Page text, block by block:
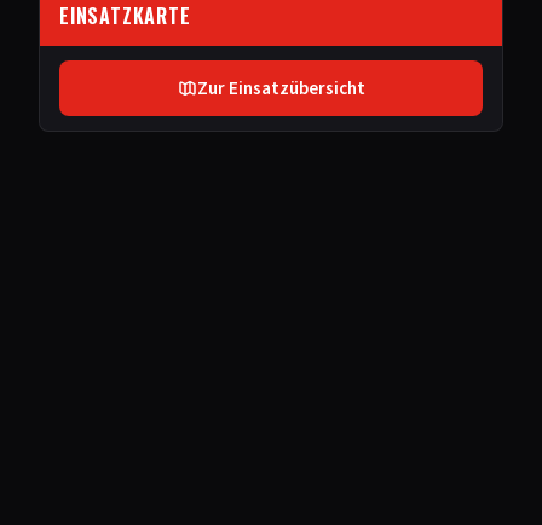
EINSATZKARTE
Zur Einsatzübersicht